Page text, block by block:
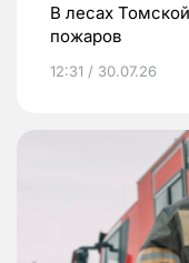
В лесах
пожаров
12:31 / 30.07.26